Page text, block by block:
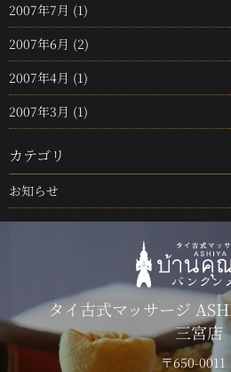
2007年7月 (1)
2007年6月 (2)
2007年4月 (1)
2007年3月 (1)
カテゴリ
お知らせ
タイ古式マッサージ
三宮店
〒650-0011